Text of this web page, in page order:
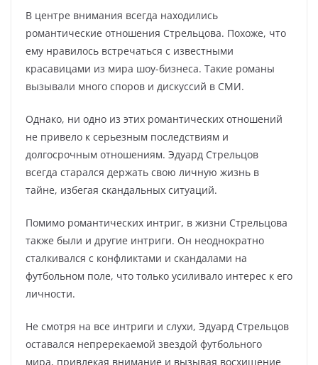
В центре внимания всегда находились
романтические отношения Стрельцова. Похоже, что
ему нравилось встречаться с известными
красавицами из мира шоу-бизнеса. Такие романы
вызывали много споров и дискуссий в СМИ.
Однако, ни одно из этих романтических отношений
не привело к серьезным последствиям и
долгосрочным отношениям. Эдуард Стрельцов
всегда старался держать свою личную жизнь в
тайне, избегая скандальных ситуаций.
Помимо романтических интриг, в жизни Стрельцова
также были и другие интриги. Он неоднократно
сталкивался с конфликтами и скандалами на
футбольном поле, что только усиливало интерес к его
личности.
Не смотря на все интриги и слухи, Эдуард Стрельцов
оставался непререкаемой звездой футбольного
мира, привлекая внимание и вызывая восхищение